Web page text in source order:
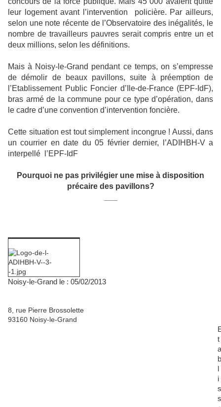
leur logement avant l’intervention policière. Par ailleurs,
selon une note récente de l’Observatoire des inégalités, le
nombre de travailleurs pauvres serait compris entre un et
deux millions, selon les définitions.
Mais à Noisy-le-Grand pendant ce temps, on s’empresse
de démolir de beaux pavillons, suite à préemption de
l’Etablissement Public Foncier d’Ile-de-France (EPF-IdF),
bras armé de la commune pour ce type d’opération, dans
le cadre d’une convention d’intervention foncière.
Cette situation est tout simplement incongrue ! Aussi, dans
un courrier en date du 05 février dernier, l’ADIHBH-V a
interpellé l’EPF-IdF
Pourquoi ne pas privilégier une mise à disposition
précaire des pavillons?
Noisy-le-Grand le : 05/02/2013
8, rue Pierre Brossolette
93160 Noisy-le-Grand
t
a
b
i
s
s